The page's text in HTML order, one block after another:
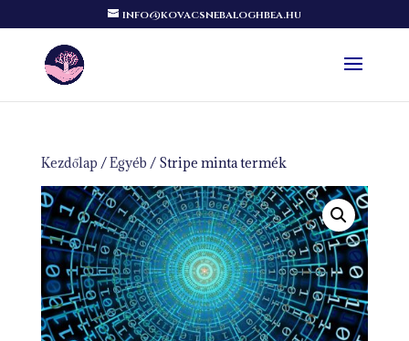
info@kovacsnebaloghbea.hu
Kezdőlap /Egyéb / Stripe minta termék